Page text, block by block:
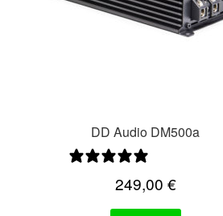
DD Audio DM500a
249,00 €